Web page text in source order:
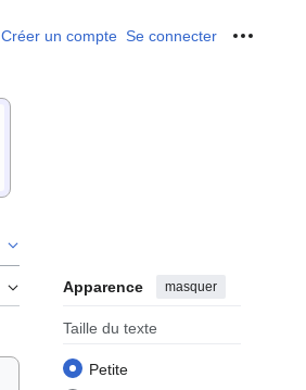
Créer un compte Se connecter Outils
Apparence masquer
Taille du texte
Petite